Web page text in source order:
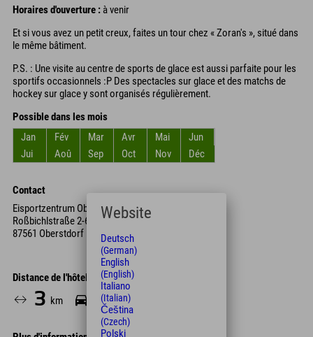
Horaires d'ouverture : à venir
Et si vous avez un petit creux, faites un tour chez « Zoran's », situé dans
le même bâtiment.
P.S. : Une visite au centre de sports de glace est aussi parfaite pour les
sportifs occasionnels :P Des spectacles sur glace et des matchs de
hockey sur glace y sont organisés régulièrement.
Possible dans les mois
Jan
Fév Mar Avr Mai
Jun
Jui
Aoû Sep Oct Nov Déc
Contact
Eisportzentrum Oberstdorf
Roßbichlstraße 2-6
87561 Oberstdorf
Distance de l'hôtel
3 km 8 Min.
Website
Deutsch
(German)
English
(English)
Italiano
(Italian)
Čeština
(Czech)
Polski